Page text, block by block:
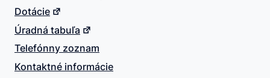
Dotácie
Úradná tabuľa
Telefónny zoznam
Kontaktné informácie